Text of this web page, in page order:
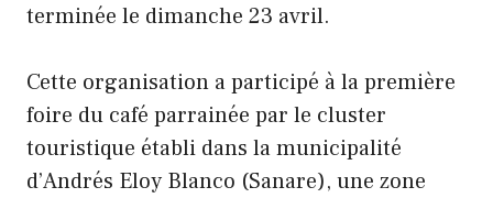
terminée le dimanche 23 avril.
Cette organisation a participé à la première
foire du café parrainée par le cluster
touristique établi dans la municipalité
d’Andrés Eloy Blanco (Sanare), une zone